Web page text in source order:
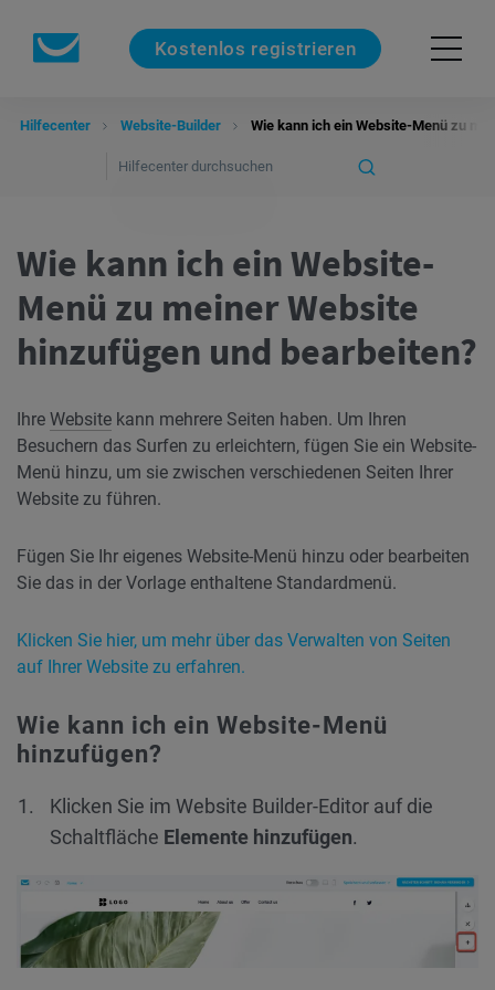
Kostenlos registrieren
Hilfecenter Website-Builder Wie kann ich ein Website-Menü zu
Wie kann ich ein Website-
Menü zu meiner Website
hinzufügen und bearbeiten?
Ihre Website kann mehrere Seiten haben. Um Ihren
Besuchern das Surfen zu erleichtern, fügen Sie ein Website-
Menü hinzu, um sie zwischen verschiedenen Seiten Ihrer
Website zu führen.
Fügen Sie Ihr eigenes Website-Menü hinzu oder bearbeiten
Sie das in der Vorlage enthaltene Standardmenü.
Klicken Sie hier, um mehr über das Verwalten von Seiten
auf Ihrer Website zu erfahren.
Wie kann ich ein Website-Menü
hinzufügen?
Klicken Sie im Website Builder-Editor auf die
Schaltfläche Elemente hinzufügen.